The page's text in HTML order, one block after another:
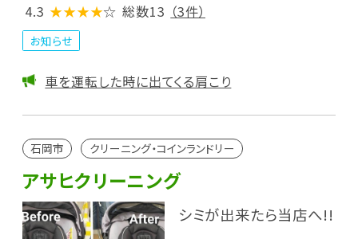
4.3 ★★★★☆ 総数13 （3件）
お知らせ
車を運転した時に出てくる肩こり
石岡市 クリーニング・コインランドリー
アサヒクリーニング
シミが出来たら当店へ!!